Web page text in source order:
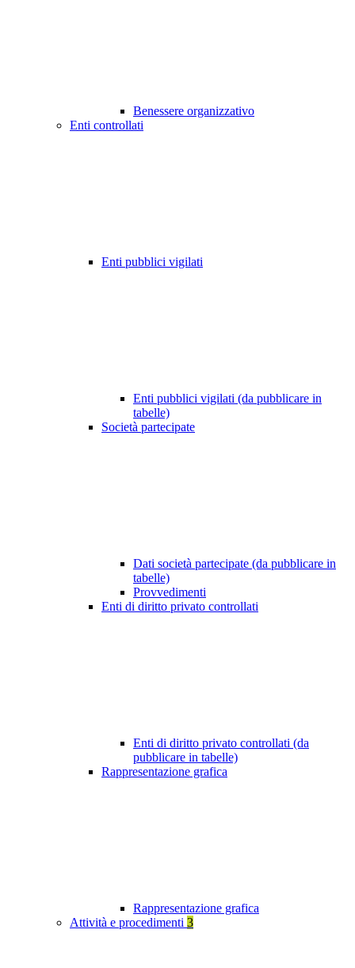
Benessere organizzativo
Enti controllati
Enti pubblici vigilati
Enti pubblici vigilati (da pubblicare in
tabelle)
Società partecipate
Dati società partecipate (da pubblicare in
tabelle)
Provvedimenti
Enti di diritto privato controllati
Enti di diritto privato controllati (da
pubblicare in tabelle)
Rappresentazione grafica
Rappresentazione grafica
Attività e procedimenti 3